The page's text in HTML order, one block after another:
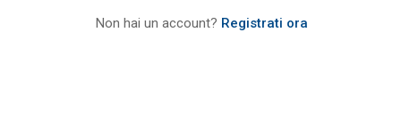
Non hai un account? Registrati ora